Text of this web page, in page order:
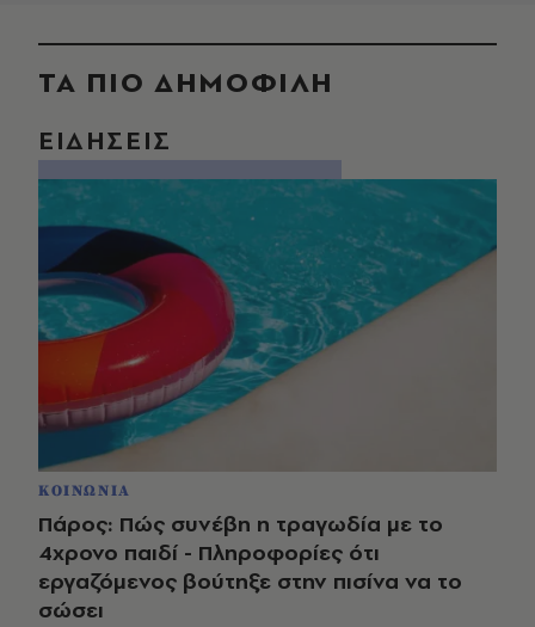
ΤΑ ΠΙΟ ΔΗΜΟΦΙΛΗ
ΕΙΔΗΣΕΙΣ
ΚΟΙΝΩΝΙΑ
Πάρος: Πώς συνέβη η τραγωδία με το
4χρονο παιδί - Πληροφορίες ότι
εργαζόμενος βούτηξε στην πισίνα να το
σώσει